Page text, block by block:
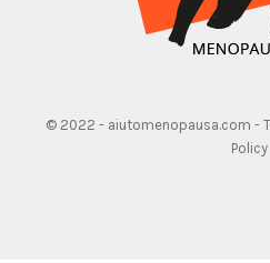
© 2022 - aiutomenopausa.com -
Policy